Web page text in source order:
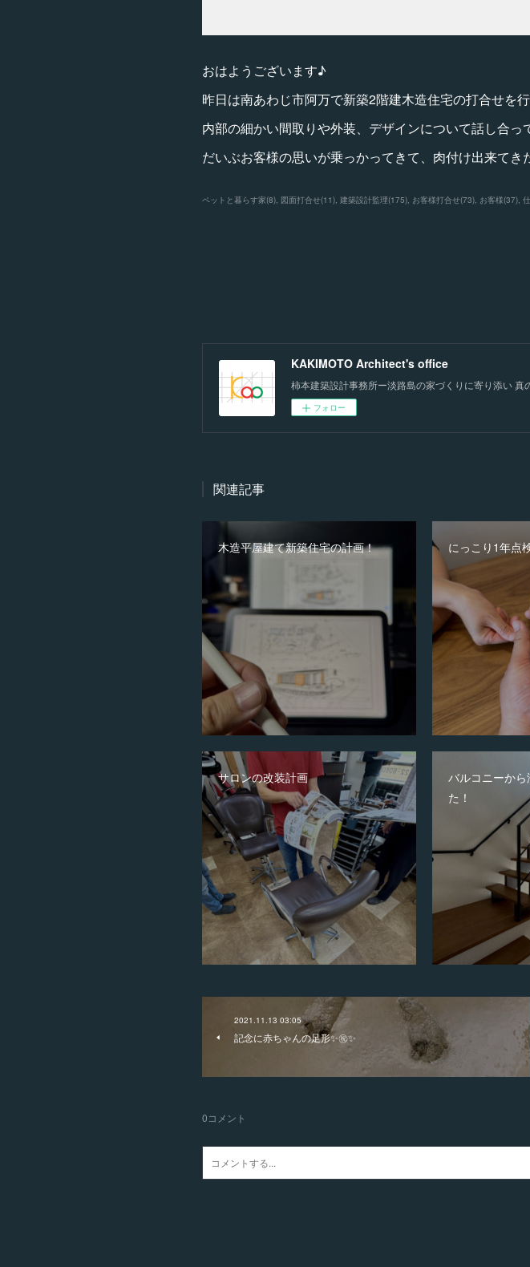
おはようございます♪
昨日は南あわじ市阿万で新築2階建木造住宅の打合せを
内部の細かい間取りや外装、デザインについて話し合っ
だいぶお客様の思いが乗っかってきて、肉付け出来てき
ペットと暮らす家(8) 図面打合せ(11) 建築設計監理(175) お客様打合せ(73) お客様(37)
KAKIMOTO Architect's office
柿本建築設計事務所ー淡路島の家づくりに寄り添い 真
フォロー
関連記事
木造平屋建て新築住宅の計画！ にっこり1年点
サロンの改装計画
バルコニーか
た！
2021.11.13 03:05
記念に赤ちゃんの足形✨㊗️✨
0コメント